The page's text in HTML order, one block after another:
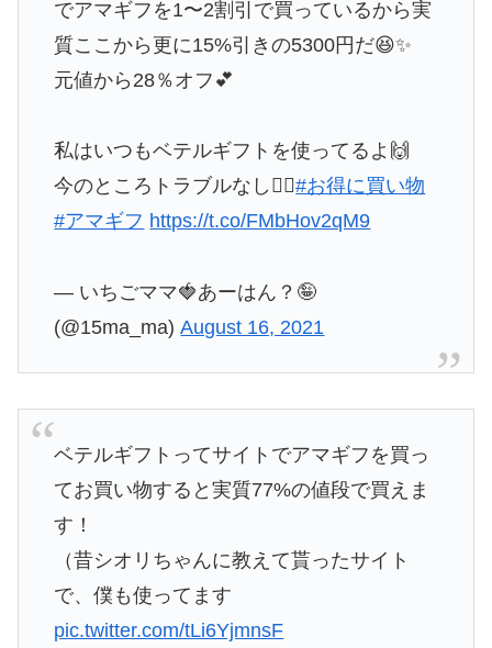
でアマギフを1〜2割引で買っているから実
質ここから更に15%引きの5300円だ😆✨
元値から28％オフ💕
私はいつもベテルギフトを使ってるよ🙌
今のところトラブルなし🙆‍♀️#お得に買い物
#アマギフ https://t.co/FMbHov2qM9
— いちごママ🍓あーはん？🤪
(@15ma_ma)August 16, 2021
ベテルギフトってサイトでアマギフを買っ
てお買い物すると実質77%の値段で買えま
す！
（昔シオリちゃんに教えて貰ったサイト
で、僕も使ってます
pic.twitter.com/tLi6YjmnsF